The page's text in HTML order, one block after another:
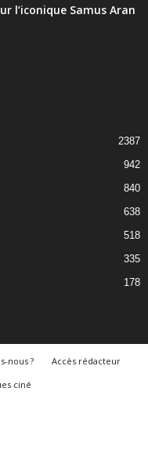
l’iconique Samus Aran
2387
942
840
638
518
335
178
nous ?
Accès rédacteur
ciné